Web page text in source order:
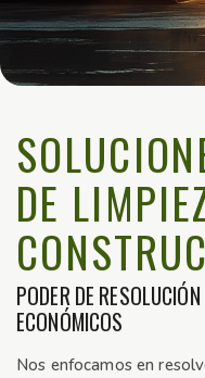
DE
PODER DE
ECONÓMICOS
Nos enfocamos en